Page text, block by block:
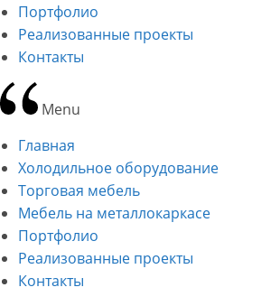
Портфолио
Реализованные проекты
Контакты
Menu
Главная
Холодильное оборудование
Торговая мебель
Мебель на металлокаркасе
Портфолио
Реализованные проекты
Контакты